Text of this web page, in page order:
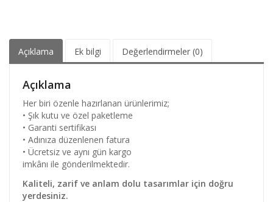
Açıklama Ek bilgi Değerlendirmeler (0)
Açıklama
Her biri özenle hazırlanan ürünlerimiz;
• Şık kutu ve özel paketleme
• Garanti sertifikası
• Adınıza düzenlenen fatura
• Ücretsiz ve aynı gün kargo
imkânı ile gönderilmektedir.
Kaliteli, zarif ve anlam dolu tasarımlar için doğru
yerdesiniz.